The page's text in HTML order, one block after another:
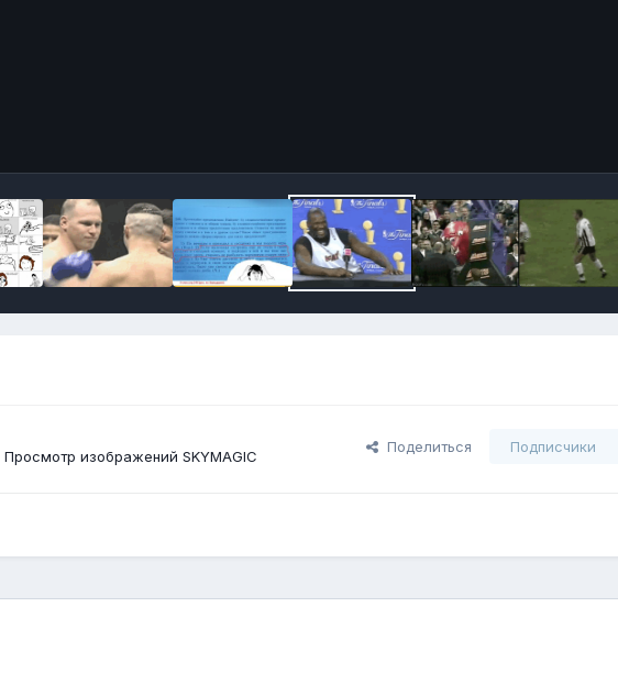
Просмотр изображений SKYMAGIC
Поделиться Подписчики